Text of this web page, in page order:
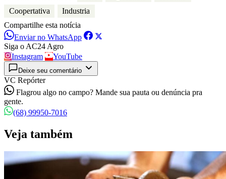
Coopertativa
Industria
Compartilhe esta notícia
Enviar no WhatsApp
Siga o AC24 Agro
Instagram
YouTube
Deixe seu comentário
VC Repórter
Flagrou algo no campo? Mande sua pauta ou denúncia pra
gente.
(68) 99950-7016
Veja também